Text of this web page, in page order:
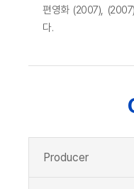
편영화 (2007),
다.
Producer